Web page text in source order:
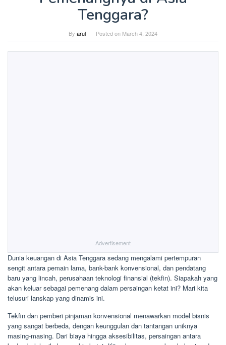
Tenggara?
By arul Posted on March 4, 2024
Advertisement
Dunia keuangan di Asia Tenggara sedang mengalami pertempuran
sengit antara pemain lama, bank-bank konvensional, dan pendatang
baru yang lincah, perusahaan teknologi finansial (tekfin). Siapakah yang
akan keluar sebagai pemenang dalam persaingan ketat ini? Mari kita
telusuri lanskap yang dinamis ini.
Tekfin dan pemberi pinjaman konvensional menawarkan model bisnis
yang sangat berbeda, dengan keunggulan dan tantangan uniknya
masing-masing. Dari biaya hingga aksesibilitas, persaingan antara